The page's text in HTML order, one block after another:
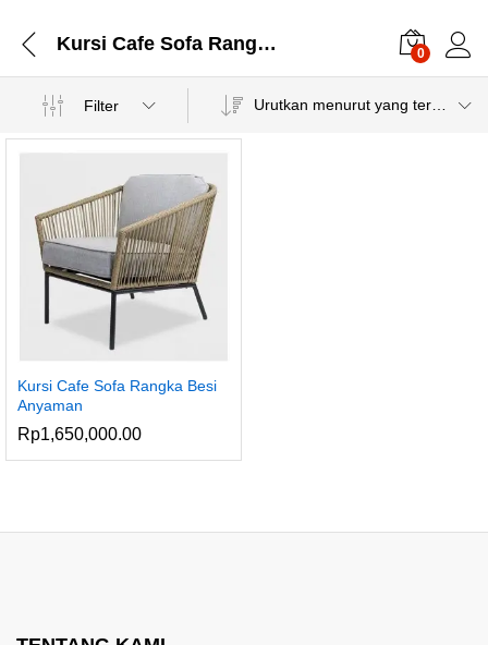
Kursi Cafe Sofa Rangka Besi 0
Filter
Kursi Cafe Sofa Rangka Besi
Anyaman
Rp1,650,000.00